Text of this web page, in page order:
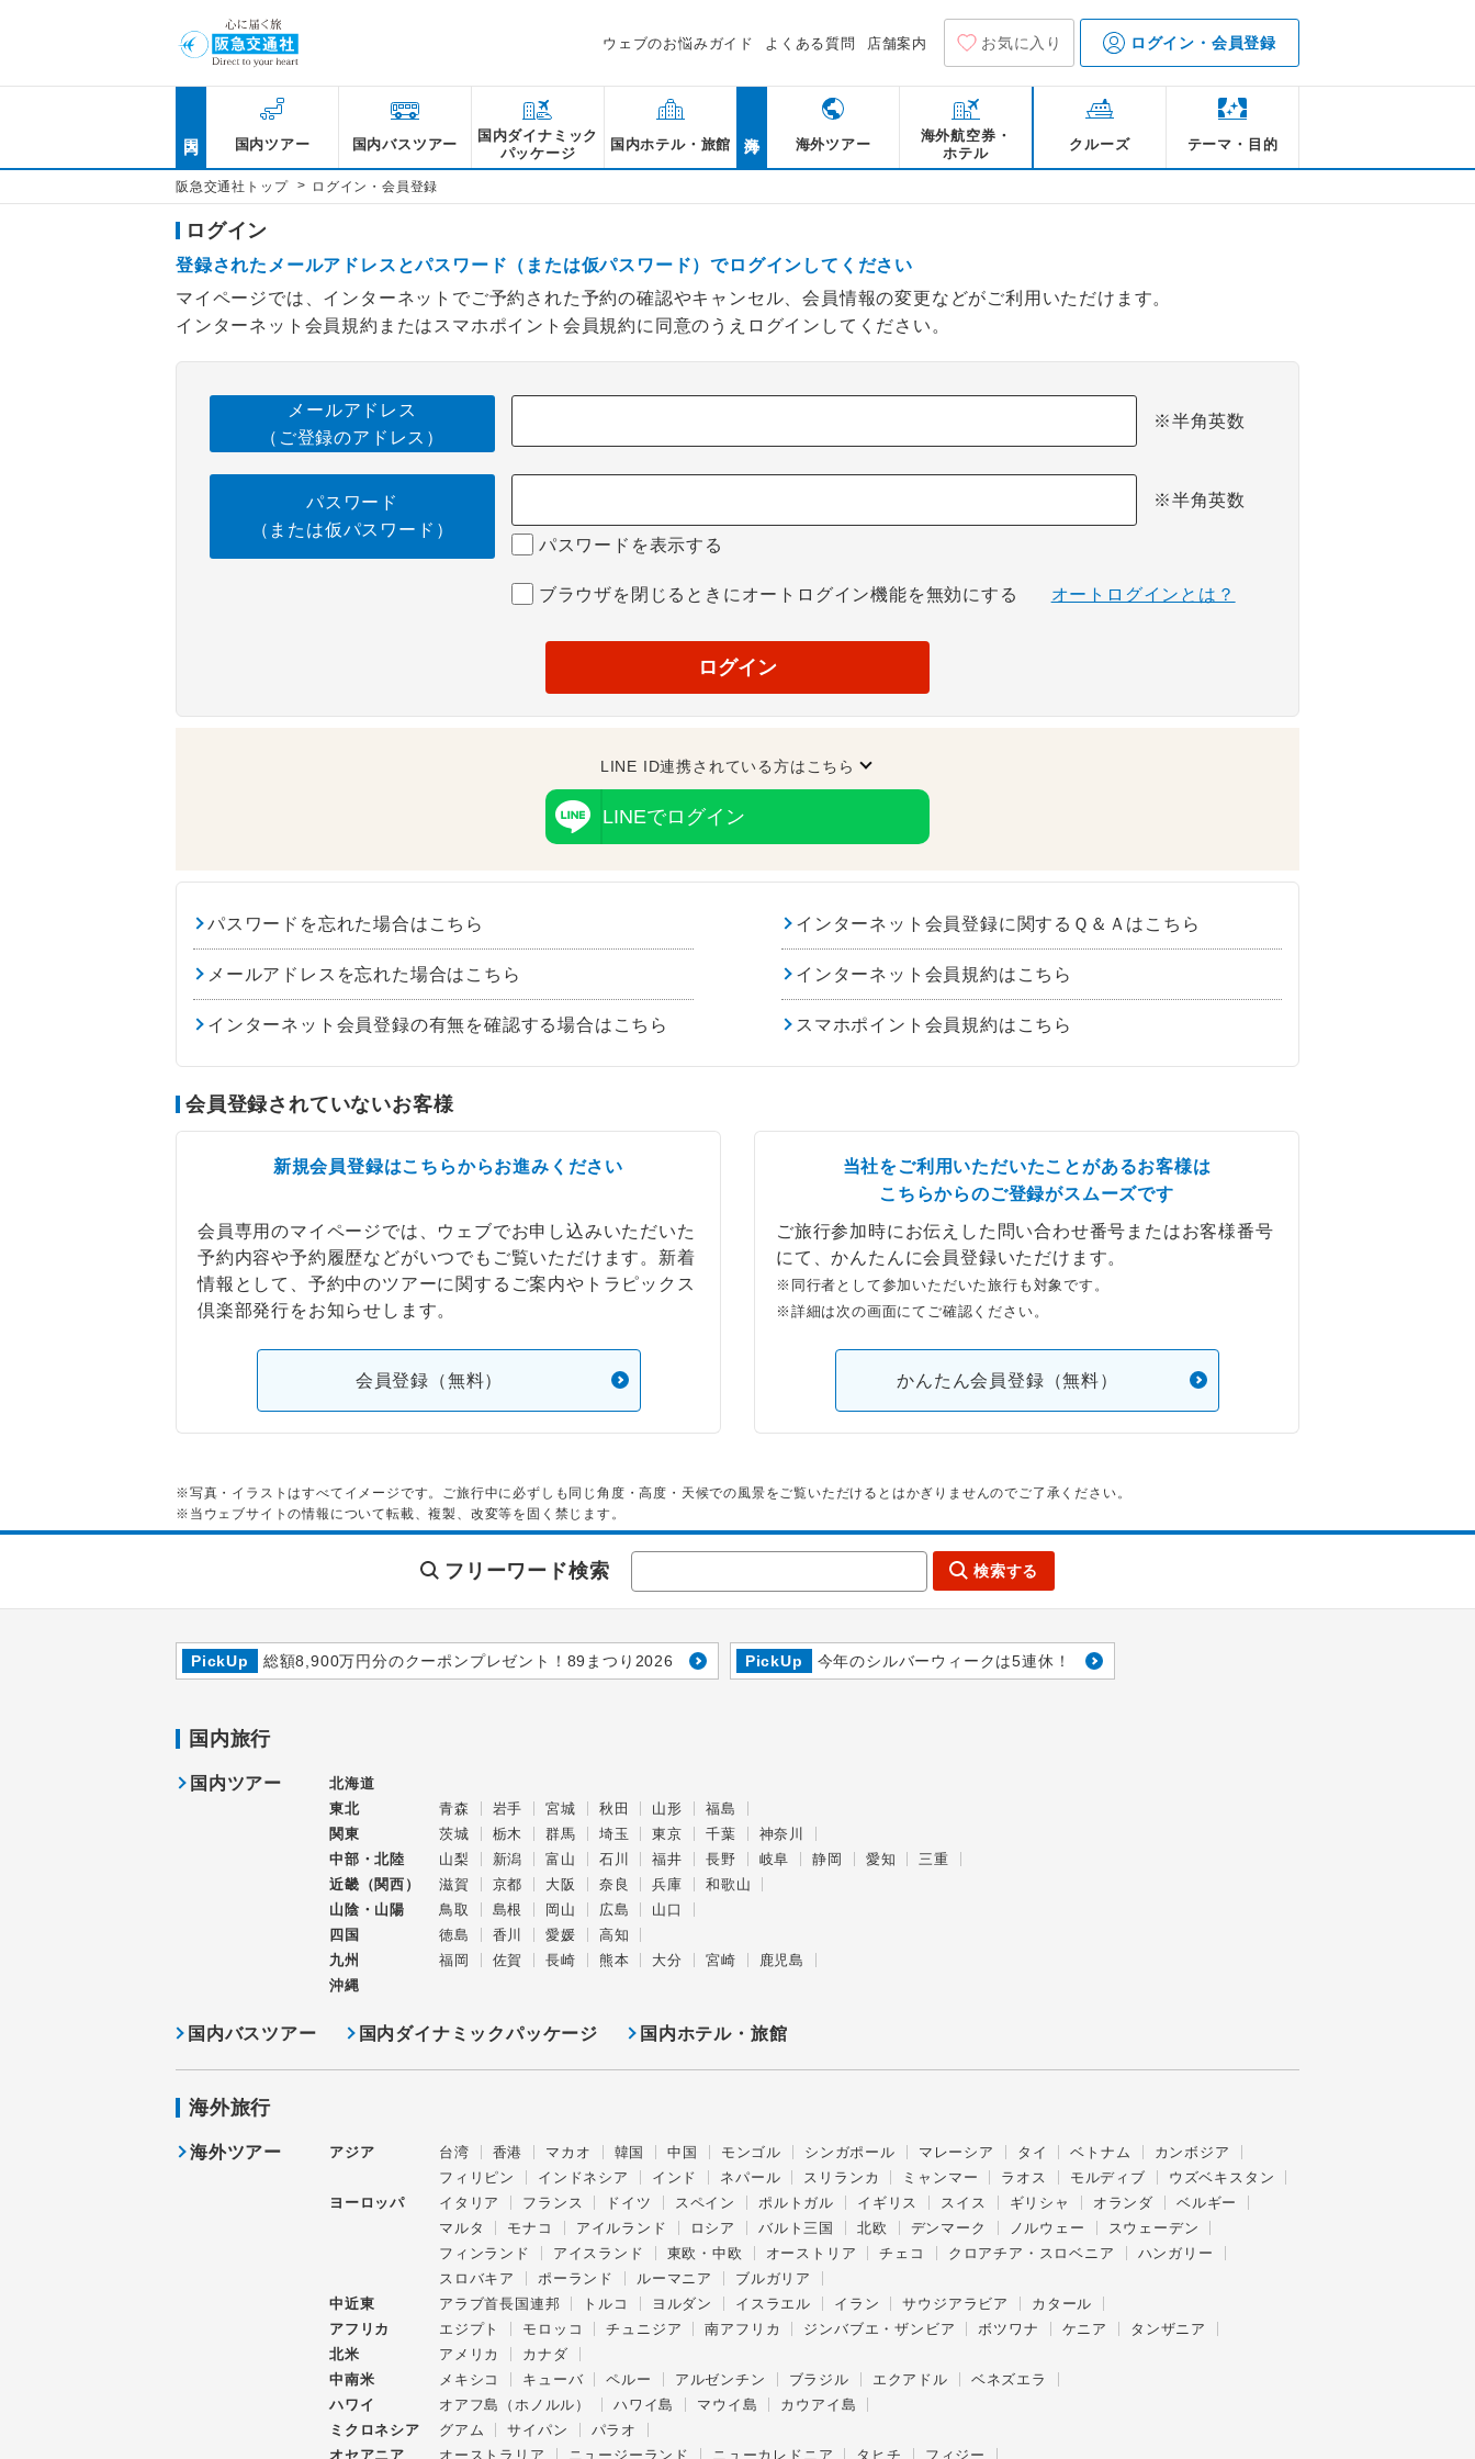
ウェブのお悩みガイド よくある質問 店舗案内 お気に入り ログイン・会員登録
国内ツアー 国内バスツアー
国内ダイナミック
パッケージ
国内ホテル・旅館 海外ツアー
海外航空券・
ホテル
クルーズ テーマ・目的
阪急交通社トップ > ログイン・会員登録
ログイン
登録されたメールアドレスとパスワード（または仮パスワード）でログインしてください
マイページでは、インターネットでご予約された予約の確認やキャンセル、会員情報の変更などがご利用いただけます。
インターネット会員規約またはスマホポイント会員規約に同意のうえログインしてください。
メールアドレス
（ご登録のアドレス）
※半角英数
パスワード
（または仮パスワード）
※半角英数
パスワードを表示する
ブラウザを閉じるときにオートログイン機能を無効にする オートログインとは？
ログイン
LINE ID連携されている方はこちら
LINEでログイン
パスワードを忘れた場合はこちら インターネット会員登録に関するＱ＆Ａはこちら
メールアドレスを忘れた場合はこちら インターネット会員規約はこちら
インターネット会員登録の有無を確認する場合はこちら スマホポイント会員規約はこちら
会員登録されていないお客様
新規会員登録はこちらからお進みください
会員専用のマイページでは、ウェブでお申し込みいただいた
予約内容や予約履歴などがいつでもご覧いただけます。新着
情報として、予約中のツアーに関するご案内やトラピックス
倶楽部発行をお知らせします。
会員登録（無料）
当社をご利用いただいたことがあるお客様は
こちらからのご登録がスムーズです
ご旅行参加時にお伝えした問い合わせ番号またはお客様番号
にて、かんたんに会員登録いただけます。
※同行者として参加いただいた旅行も対象です。
※詳細は次の画面にてご確認ください。
かんたん会員登録（無料）
※写真・イラストはすべてイメージです。ご旅行中に必ずしも同じ角度・高度・天候での風景をご覧いただけるとはかぎりませんのでご了承ください。
※当ウェブサイトの情報について転載、複製、改変等を固く禁じます。
フリーワード検索 検索する
PickUp 総額8,900万円分のクーポンプレゼント！89まつり2026 PickUp 今年のシルバーウィークは5連休！
国内旅行
国内ツアー
北海道
東北
青森 岩手 宮城 秋田 山形
福島
関東
茨城 栃木 群馬 埼玉 東京 千葉
神奈川
中部・北陸
山梨 新潟 富山 石川 福井 長野 岐阜 静岡 愛知
三重
近畿（関西）
滋賀 京都 大阪 奈良 兵庫
和歌山
山陰・山陽
鳥取 島根 岡山 広島
山口
四国
徳島 香川 愛媛
高知
九州
福岡 佐賀 長崎 熊本 大分 宮崎
鹿児島
沖縄
国内バスツアー 国内ダイナミックパッケージ 国内ホテル・旅館
海外旅行
海外ツアー アジア 台湾 香港 マカオ 韓国 中国 モンゴル シンガポール マレーシア タイ ベトナム
カンボジア
フィリピン
インドネシア インド ネパール スリランカ ミャンマー ラオス モルディブ
ウズベキスタン
ヨーロッパ
イタリア フランス ドイツ スペイン ポルトガル イギリス スイス ギリシャ オランダ
ベルギー
マルタ
モナコ アイルランド ロシア バルト三国 北欧 デンマーク ノルウェー
スウェーデン
フィンランド
アイスランド 東欧・中欧 オーストリア チェコ クロアチア・スロベニア
ハンガリー
スロバキア
ポーランド ルーマニア
ブルガリア
中近東
アラブ首長国連邦 トルコ ヨルダン イスラエル イラン サウジアラビア
カタール
アフリカ
エジプト モロッコ チュニジア 南アフリカ ジンバブエ・ザンビア ボツワナ ケニア
タンザニア
北米
アメリカ
カナダ
中南米
メキシコ キューバ ペルー アルゼンチン ブラジル エクアドル
ベネズエラ
ハワイ
オアフ島（ホノルル） ハワイ島 マウイ島
カウアイ島
ミクロネシア
グアム サイパン
パラオ
オセアニア
オーストラリア ニュージーランド ニューカレドニア タヒチ フィジー